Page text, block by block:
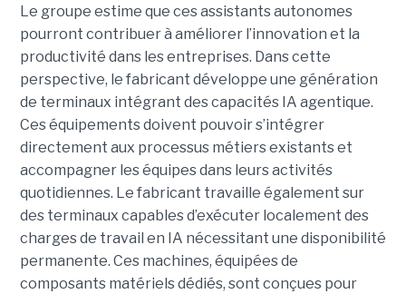
Le groupe estime que ces assistants autonomes
pourront contribuer à améliorer l’innovation et la
productivité dans les entreprises. Dans cette
perspective, le fabricant développe une génération
de terminaux intégrant des capacités IA agentique.
Ces équipements doivent pouvoir s’intégrer
directement aux processus métiers existants et
accompagner les équipes dans leurs activités
quotidiennes. Le fabricant travaille également sur
des terminaux capables d’exécuter localement des
charges de travail en IA nécessitant une disponibilité
permanente. Ces machines, équipées de
composants matériels dédiés, sont conçues pour